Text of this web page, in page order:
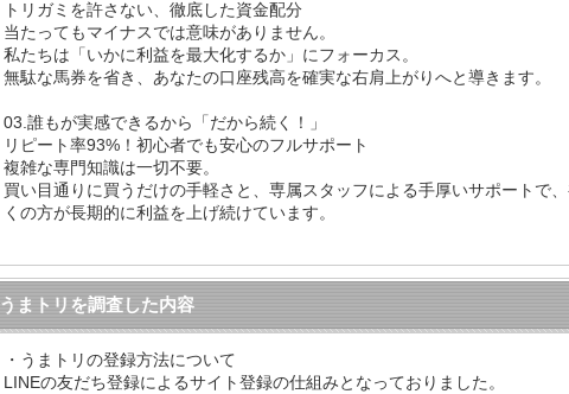
トリガミを許さない、徹底した資金配分
当たってもマイナスでは意味がありません。
私たちは「いかに利益を最大化するか」にフォーカス。
無駄な馬券を省き、あなたの口座残高を確実な右肩上がりへと導きます。
03.誰もが実感できるから「だから続く！」
リピート率93%！初心者でも安心のフルサポート
複雑な専門知識は一切不要。
買い目通りに買うだけの手軽さと、専属スタッフによる手厚いサポートで
くの方が長期的に利益を上げ続けています。
うまトリを調査した内容
・うまトリの登録方法について
LINEの友だち登録によるサイト登録の仕組みとなっておりました。